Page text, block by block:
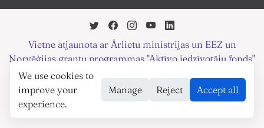
Vietne atjaunota ar Ārlietu ministrijas un EEZ un
Norvēģijas grantu programmas "Aktīvo iedzīvotāju fonds"
finansiālu atbalstu.
©2026 LAPAS
We use cookies to
improve your
experience.
Manage Reject Accept all